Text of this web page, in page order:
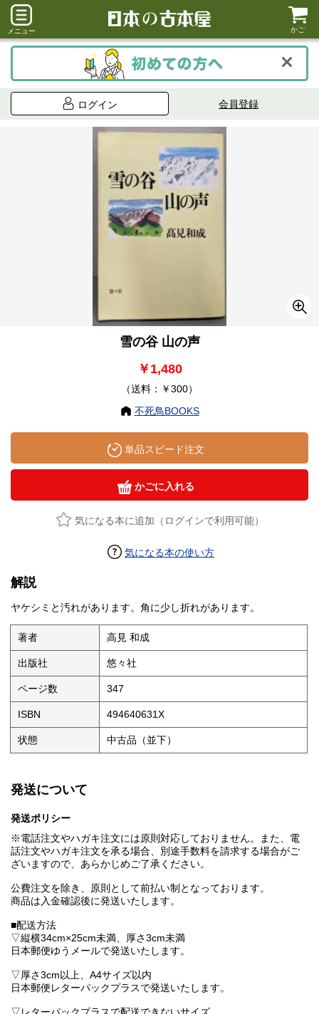
メニュー かご
ログイン 会員登録
雪の谷 山の声
￥1,480
（送料：￥300）
不死鳥BOOKS
単品スピード注文
かごに入れる
気になる本に追加（ログインで利用可能）
気になる本の使い方
解説
ヤケシミと汚れがあります。角に少し折れがあります。
著者 高見 和成
出版社 悠々社
ページ数 347
ISBN 494640631X
状態 中古品（並下）
発送について
発送ポリシー
※電話注文やハガキ注文には原則対応しておりません。また、電
話注文やハガキ注文を承る場合、別途手数料を請求する場合がご
ざいますので、あらかじめご了承ください。
公費注文を除き、原則として前払い制となっております。
商品は入金確認後に発送いたします。
■配送方法
▽縦横34cm×25cm未満、厚さ3cm未満
日本郵便ゆうメールで発送いたします。
▽厚さ3cm以上、A4サイズ以内
日本郵便レターパックプラスで発送いたします。